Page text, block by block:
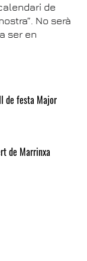
de festa Major
de Marrinxa
de
No serà
ser en